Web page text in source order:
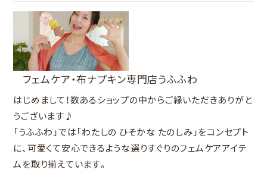
フェムケア・布ナプキン専門店うふふわ
はじめまして！数あるショップの中からご縁いただきありがと
うございます♪
「うふふわ」では「わたしの ひそかな たのしみ」をコンセプト
に、可愛くて安心できるような選りすぐりのフェムケアアイテ
ムを取り揃えています。